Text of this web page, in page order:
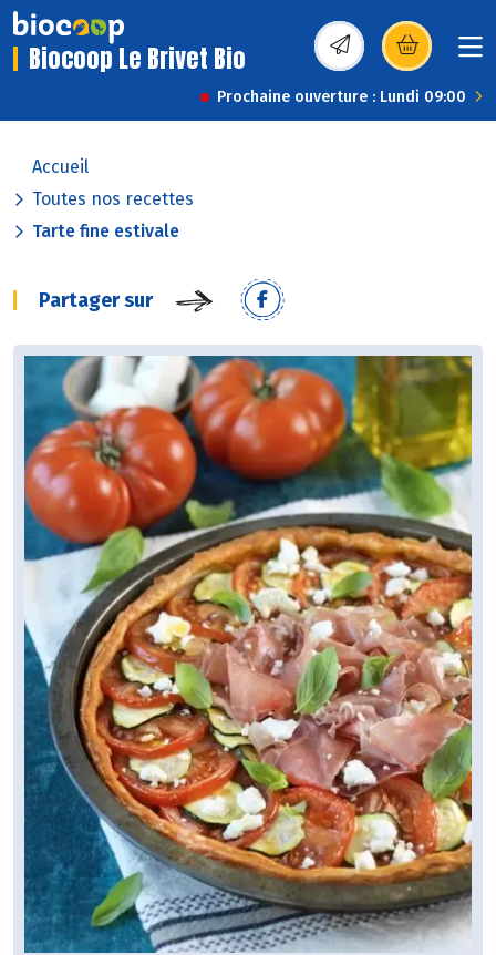
Biocoop Le Brivet Bio (s’ouvre dans une
Prochaine ouverture : Lundi 09:00
Accueil
Toutes nos recettes
Tarte fine estivale
Partager sur